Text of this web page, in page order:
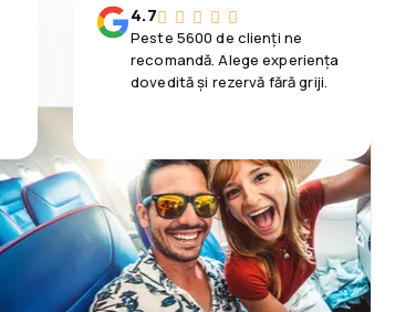
4.7
Peste 5600 de clienți ne
recomandă. Alege experiența
dovedită și rezervă fără griji.